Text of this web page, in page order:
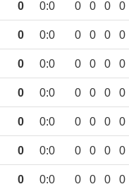
0 0:0 0 0 0 0
0 0:0 0 0 0 0
0 0:0 0 0 0 0
0 0:0 0 0 0 0
0 0:0 0 0 0 0
0 0:0 0 0 0 0
0 0:0 0 0 0 0